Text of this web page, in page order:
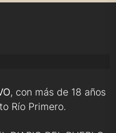
, con más de 18 años
Río Primero.